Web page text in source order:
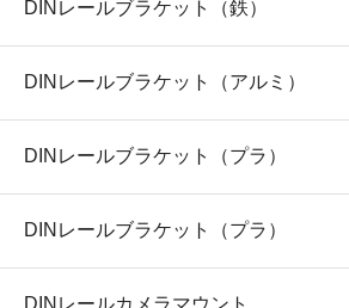
DINレールブラケット（鉄）
DINレールブラケット（アルミ）
DINレールブラケット（プラ）
DINレールブラケット（プラ）